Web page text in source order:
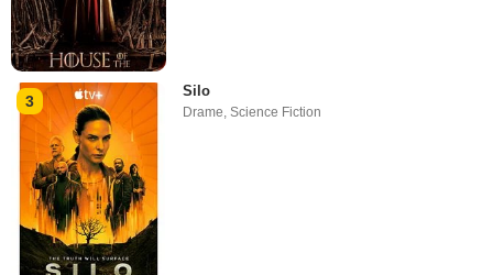
3
Silo
Drame,Science Fiction